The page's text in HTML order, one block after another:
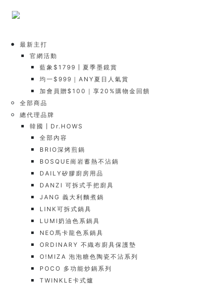
最新主打
官網活動
藍象$1799┃夏季墨鏡賞
均一$999｜ANY夏日人氣賞
加會員贈$100｜享20%購物金回饋
全部商品
總代理品牌
韓國┃Dr.HOWS
全部內容
BRIO深烤煎鍋
BOSQUE崗岩蓄熱不沾鍋
DAILY矽膠廚房用品
DANZI 可拆式手把廚具
JANG 義大利麵煮鍋
LINK可拆式鍋具
LUMI奶油色系鍋具
NEO馬卡龍色系鍋具
ORDINARY 不織布廚具保護墊
O!MIZA 泡泡糖色陶瓷不沾系列
POCO 多功能炒鍋系列
TWINKLE卡式爐